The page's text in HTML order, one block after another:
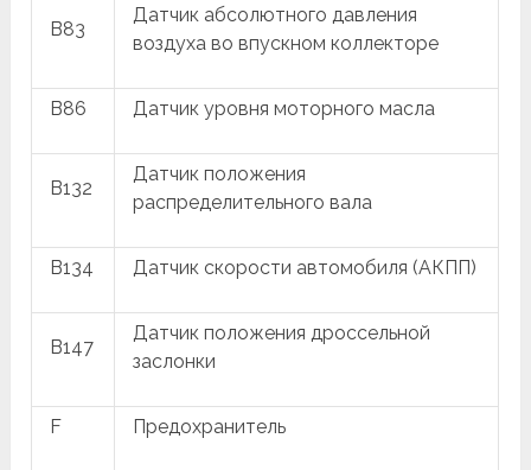
B83
Датчик абсолютного давления
воздуха во впускном коллекторе
B86 Датчик уровня моторного масла
B132
Датчик положения
распределительного вала
B134 Датчик скорости автомобиля (АКПП)
B147
Датчик положения дроссельной
заслонки
F Предохранитель